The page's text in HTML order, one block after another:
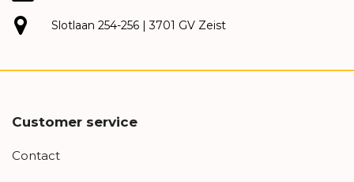
Slotlaan 254-256 | 3701 GV Zeist
Customer service
Contact